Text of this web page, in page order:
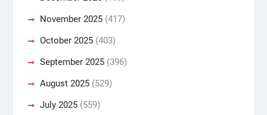
November 2025(417)
October 2025(403)
September 2025(396)
August 2025(529)
July 2025(559)